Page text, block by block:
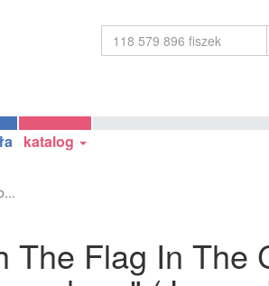
katalog
The Flag In The